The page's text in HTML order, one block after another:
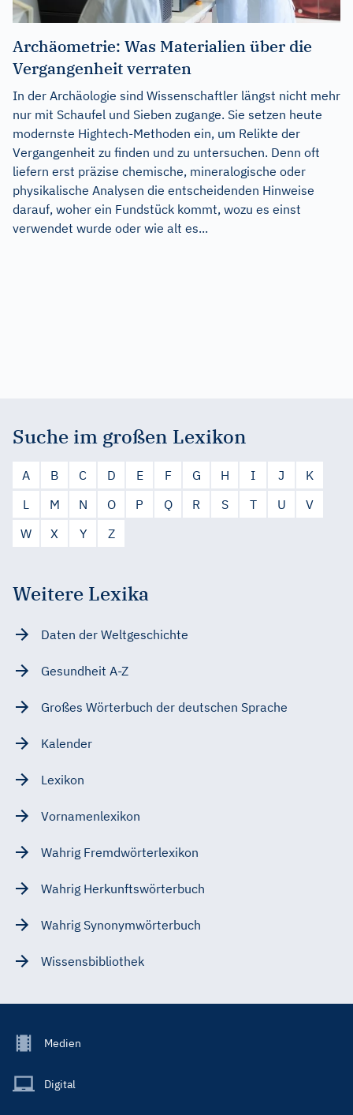
Archäometrie: Was Materialien über die
Vergangenheit verraten
In der Archäologie sind Wissenschaftler längst nicht mehr
nur mit Schaufel und Sieben zugange. Sie setzen heute
modernste Hightech-Methoden ein, um Relikte der
Vergangenheit zu finden und zu untersuchen. Denn oft
liefern erst präzise chemische, mineralogische oder
physikalische Analysen die entscheidenden Hinweise
darauf, woher ein Fundstück kommt, wozu es einst
verwendet wurde oder wie alt es...
Suche im großen Lexikon
A B C D E F G H I J
K
L
M N O P Q R S T U
V
W
X Y Z
Weitere Lexika
Daten der Weltgeschichte
Gesundheit A-Z
Großes Wörterbuch der deutschen Sprache
Kalender
Lexikon
Vornamenlexikon
Wahrig Fremdwörterlexikon
Wahrig Herkunftswörterbuch
Wahrig Synonymwörterbuch
Wissensbibliothek
Footer
Main
Medien
Digital